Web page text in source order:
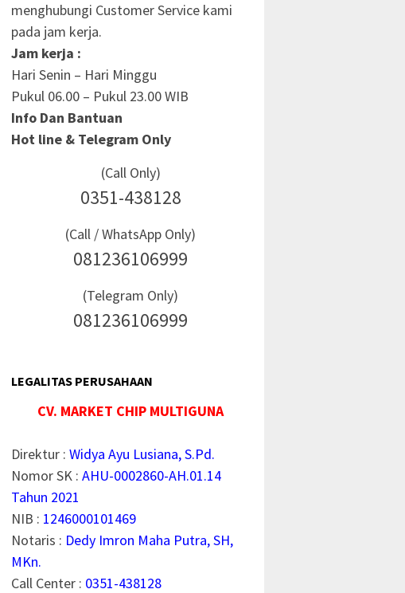
menghubungi Customer Service kami
pada jam kerja.
Jam kerja :
Hari Senin – Hari Minggu
Pukul 06.00 – Pukul 23.00 WIB
Info Dan Bantuan
Hot line & Telegram Only
(Call Only)
0351-438128
(Call / WhatsApp Only)
081236106999
(Telegram Only)
081236106999
LEGALITAS PERUSAHAAN
CV. MARKET CHIP MULTIGUNA
Direktur :Widya Ayu Lusiana, S.Pd.
Nomor SK :AHU-0002860-AH.01.14
Tahun 2021
NIB : 1246000101469
Notaris : Dedy Imron Maha Putra, SH,
MKn.
Call Center : 0351-438128